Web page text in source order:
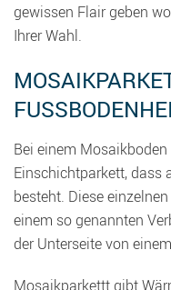
gewissen Flair geben
Ihrer Wahl.
Bei einem
Einschichtparkett, dass
besteht. Diese
einem so genannten
der Unterseite von
Mosaikparkettt gibt